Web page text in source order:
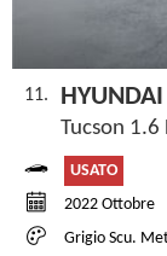
11.
Tucson 1.6
USATO
2022 Ottobre
Grigio Scu.